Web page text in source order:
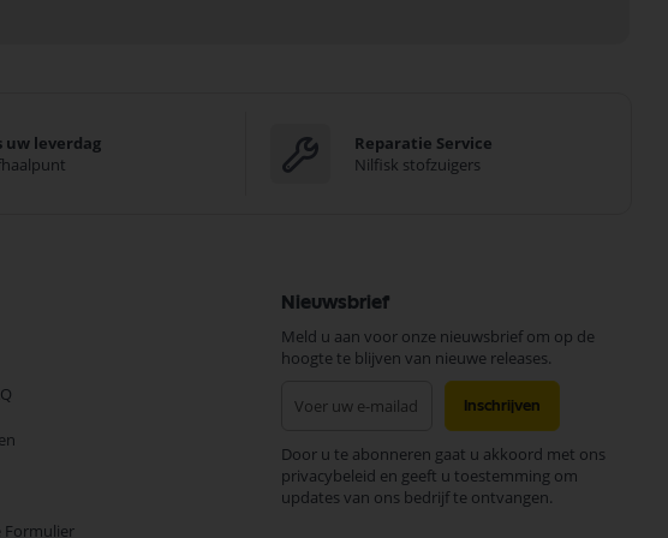
uw leverdag
Reparatie Service
Nilfisk stofzuigers
Formulier
Nieuwsbrief
Meld u aan voor onze nieuwsbrief om op de
hoogte te blijven van nieuwe releases.
onze
nieuwsbrief
Inschrijven
Door u te abonneren gaat u akkoord met ons
privacybeleid en geeft u toestemming om
updates van ons bedrijf te ontvangen.